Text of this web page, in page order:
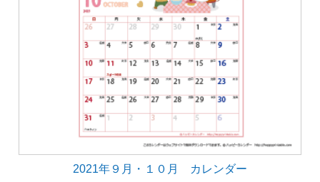
2021年９月・１０月 カレンダー